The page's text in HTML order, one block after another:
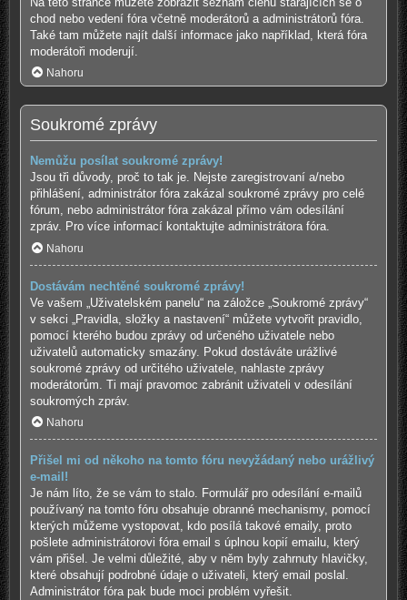
chod nebo vedení fóra včetně moderátorů a administrátorů fóra.
Také tam můžete najít další informace jako například, která fóra
moderátoři moderují.
Nahoru
Soukromé zprávy
Nemůžu posílat soukromé zprávy!
Jsou tři důvody, proč to tak je. Nejste zaregistrovaní a/nebo
přihlášení, administrátor fóra zakázal soukromé zprávy pro celé
fórum, nebo administrátor fóra zakázal přímo vám odesílání
zpráv. Pro více informací kontaktujte administrátora fóra.
Nahoru
Dostávám nechtěné soukromé zprávy!
Ve vašem „Uživatelském panelu“ na záložce „Soukromé zprávy“
v sekci „Pravidla, složky a nastavení“ můžete vytvořit pravidlo,
pomocí kterého budou zprávy od určeného uživatele nebo
uživatelů automaticky smazány. Pokud dostáváte urážlivé
soukromé zprávy od určitého uživatele, nahlaste zprávy
moderátorům. Ti mají pravomoc zabránit uživateli v odesílání
soukromých zpráv.
Nahoru
Přišel mi od někoho na tomto fóru nevyžádaný nebo urážlivý
e-mail!
Je nám líto, že se vám to stalo. Formulář pro odesílání e-mailů
používaný na tomto fóru obsahuje obranné mechanismy, pomocí
kterých můžeme vystopovat, kdo posílá takové emaily, proto
pošlete administrátorovi fóra email s úplnou kopií emailu, který
vám přišel. Je velmi důležité, aby v něm byly zahrnuty hlavičky,
které obsahují podrobné údaje o uživateli, který email poslal.
Administrátor fóra pak bude moci problém vyřešit.